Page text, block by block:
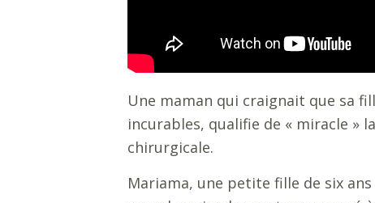
Une maman qui craignait que sa
incurables, qualifie de « miracle »
chirurgicale.
Mariama, une petite fille de six